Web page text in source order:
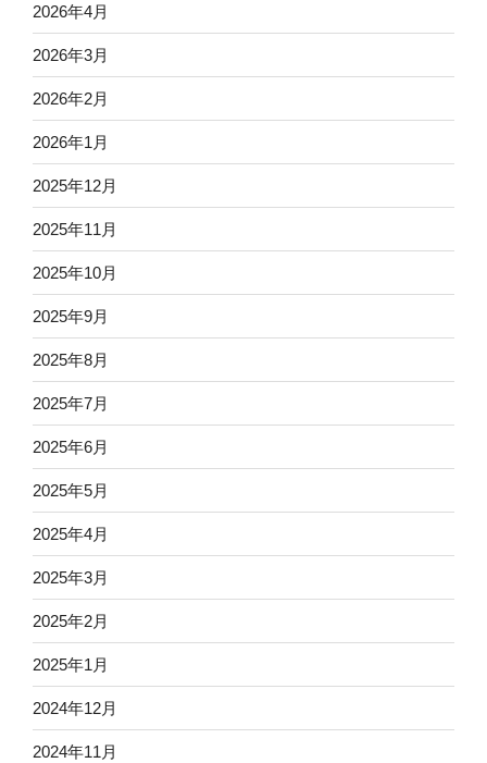
2026年4月
2026年3月
2026年2月
2026年1月
2025年12月
2025年11月
2025年10月
2025年9月
2025年8月
2025年7月
2025年6月
2025年5月
2025年4月
2025年3月
2025年2月
2025年1月
2024年12月
2024年11月